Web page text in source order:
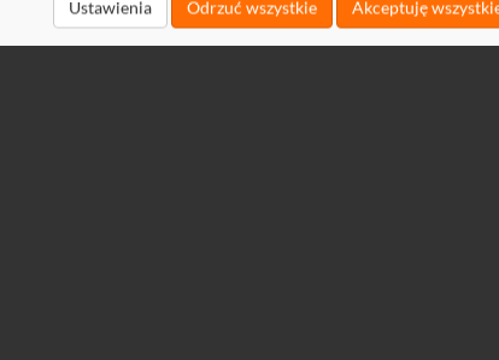
Ustawienia Odrzuć wszystkie Akceptuję